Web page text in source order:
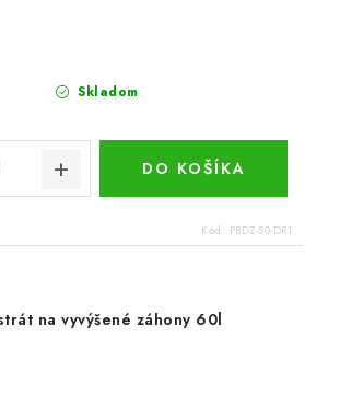
Skladom
DO KOŠÍKA
Kód: PBDZ-50-DR1
na vyvýšené záhony 60l